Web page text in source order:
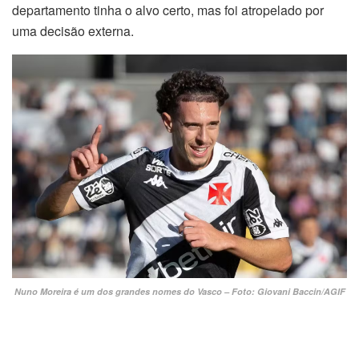
departamento tinha o alvo certo, mas foi atropelado por
uma decisão externa.
Nuno Moreira é um dos grandes nomes do Vasco – Foto: Giovani Baccin/AGIF